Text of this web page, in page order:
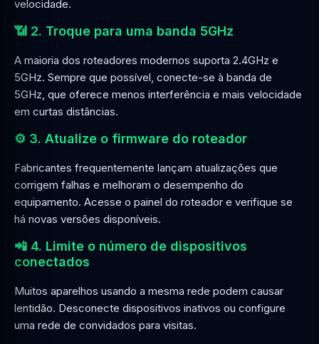
velocidade.
📶 2. Troque para uma banda 5GHz
A maioria dos roteadores modernos suporta 2.4GHz e
5GHz. Sempre que possível, conecte-se à banda de
5GHz, que oferece menos interferência e mais velocidade
em curtas distâncias.
⚙️ 3. Atualize o firmware do roteador
Fabricantes frequentemente lançam atualizações que
corrigem falhas e melhoram o desempenho do
equipamento. Acesse o painel do roteador e verifique se
há novas versões disponíveis.
📲 4. Limite o número de dispositivos
conectados
Muitos aparelhos usando a mesma rede podem causar
lentidão. Desconecte dispositivos inativos ou configure
uma rede de convidados para visitas.